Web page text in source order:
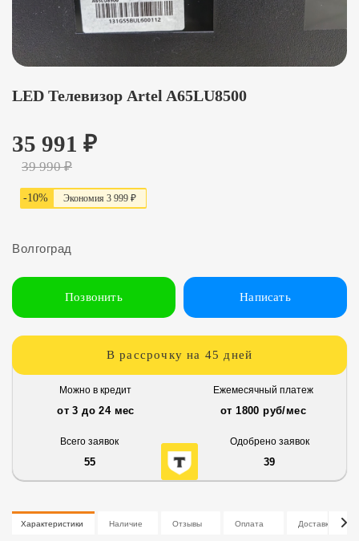
LED Телевизор Artel A65LU8500
35 991 ₽
39 990₽
-10% Экономия 3 999 ₽
Волгоград
Позвонить Написать
В рассрочку на 45 дней
Можно в кредит
от 3 до 24 мес
Ежемесячный платеж
от 1800 руб/мес
Всего заявок
55
Одобрено заявок
39
Характеристики Наличие Отзывы Оплата Доставка